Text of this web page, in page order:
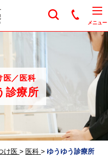
メニュー
医／医科
診療所
け医 > 医科 > ゆうゆう診療所